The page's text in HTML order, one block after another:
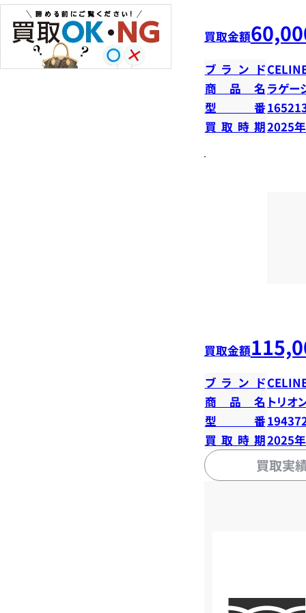
買取金額
ブランド
商品名 ラゲ
型番
買取時期2025
買取金額
ブランド
商品名 トリ
型番
買取時期2025
買取実